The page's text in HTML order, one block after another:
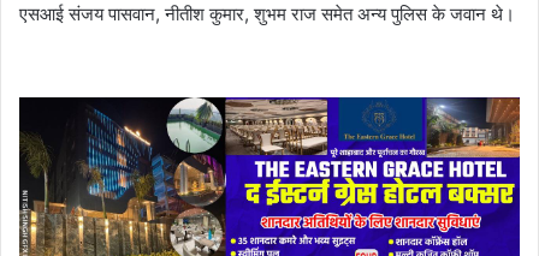
एसआई संजय पासवान, नीतीश कुमार, शुभम राज समेत अन्य पुलिस के जवान थे।